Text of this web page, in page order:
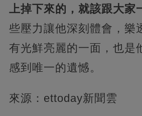
上掉下來的，就該跟大家
些壓力讓他深刻體會，樂
有光鮮亮麗的一面，也是
感到唯一的遺憾。
來源：ettoday新聞雲